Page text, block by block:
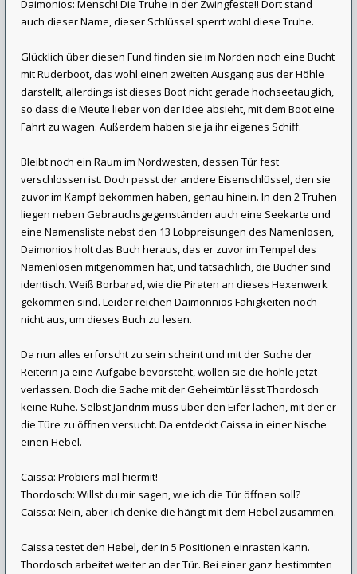
Daimonios: Mensch! Die Truhe in der Zwingfeste!! Dort stand
auch dieser Name, dieser Schlüssel sperrt wohl diese Truhe.
Glücklich über diesen Fund finden sie im Norden noch eine Bucht
mit Ruderboot, das wohl einen zweiten Ausgang aus der Höhle
darstellt, allerdings ist dieses Boot nicht gerade hochseetauglich,
so dass die Meute lieber von der Idee absieht, mit dem Boot eine
Fahrt zu wagen. Außerdem haben sie ja ihr eigenes Schiff.
Bleibt noch ein Raum im Nordwesten, dessen Tür fest
verschlossen ist. Doch passt der andere Eisenschlüssel, den sie
zuvor im Kampf bekommen haben, genau hinein. In den 2 Truhen
liegen neben Gebrauchsgegenständen auch eine Seekarte und
eine Namensliste nebst den 13 Lobpreisungen des Namenlosen,
Daimonios holt das Buch heraus, das er zuvor im Tempel des
Namenlosen mitgenommen hat, und tatsächlich, die Bücher sind
identisch. Weiß Borbarad, wie die Piraten an dieses Hexenwerk
gekommen sind. Leider reichen Daimonnios Fähigkeiten noch
nicht aus, um dieses Buch zu lesen.
Da nun alles erforscht zu sein scheint und mit der Suche der
Reiterin ja eine Aufgabe bevorsteht, wollen sie die höhle jetzt
verlassen. Doch die Sache mit der Geheimtür lässt Thordosch
keine Ruhe. Selbst Jandrim muss über den Eifer lachen, mit der er
die Türe zu öffnen versucht. Da entdeckt Caissa in einer Nische
einen Hebel.
Caissa: Probiers mal hiermit!
Thordosch: Willst du mir sagen, wie ich die Tür öffnen soll?
Caissa: Nein, aber ich denke die hängt mit dem Hebel zusammen.
Caissa testet den Hebel, der in 5 Positionen einrasten kann.
Thordosch arbeitet weiter an der Tür. Bei einer ganz bestimmten